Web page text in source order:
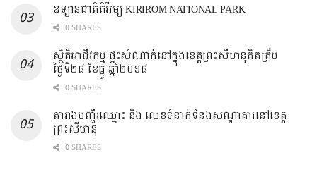
ឧទ្យានជាតិគិរីរម្យ KIRIROM NATIONAL PARK
0 SHARES
ស្ថិតិអាជីវកម្ម ផ្ទះសំណាក់នៅក្នុងខេត្តព្រះសីហនុគិតត្រឹម
ថ្ងៃទី២៨ ខែធ្នូ ឆ្នាំ២០១៨
0 SHARES
តារាងបញ្ជីរឈ្មោះ ​និង លេខទំនាក់ទំនងសណ្ឋាគារនៅខេត្ត
ព្រះសីហនុ
0 SHARES